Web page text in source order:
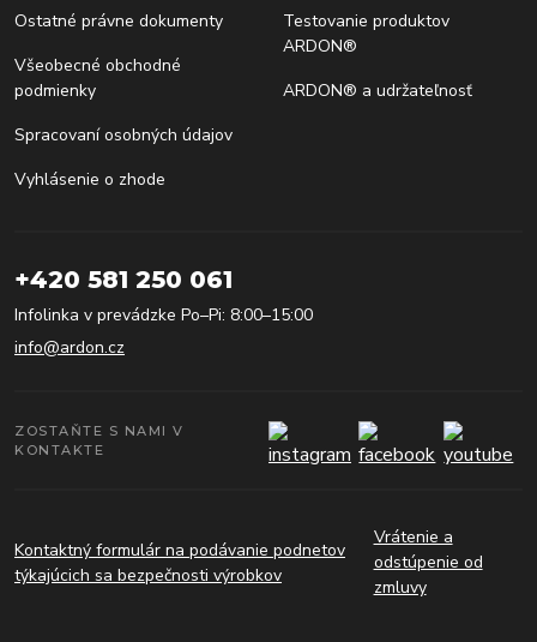
Ostatné právne dokumenty
Všeobecné obchodné
podmienky
Spracovaní osobných údajov
Vyhlásenie o zhode
Testovanie produktov
ARDON®
ARDON® a udržateľnosť
+420 581 250 061
Infolinka v prevádzke Po–Pi: 8:00–15:00
info@ardon.cz
ZOSTAŇTE S NAMI V
KONTAKTE
Kontaktný formulár na podávanie podnetov
týkajúcich sa bezpečnosti výrobkov
Vrátenie a
odstúpenie od
zmluvy